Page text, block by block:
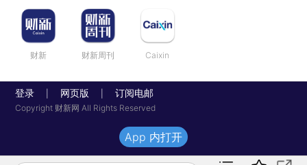
财新 财新周刊 Caixin
登录 网页版 订阅电邮
Copyright 财新网 All Rights Reserved
App 内打开